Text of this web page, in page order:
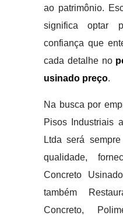
ao patrimônio.
significa optar
confiança que
cada detalhe no
usinado preço.
Na busca por
Pisos Industriais
Ltda será
qualidade,
Concreto
também
Concreto,